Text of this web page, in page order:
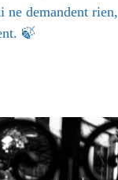
ne demandent rien,
🍃